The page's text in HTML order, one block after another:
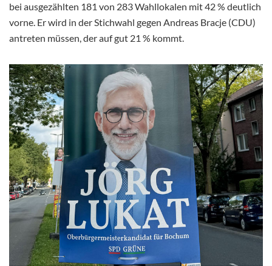
bei ausgezählten 181 von 283 Wahllokalen mit 42 % deutlich
vorne. Er wird in der Stichwahl gegen Andreas Bracje (CDU)
antreten müssen, der auf gut 21 % kommt.